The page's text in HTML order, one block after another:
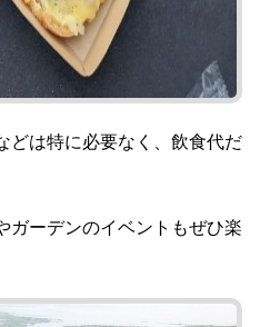
どは特に必要なく、飲食代だ
ガーデンのイベントもぜひ楽